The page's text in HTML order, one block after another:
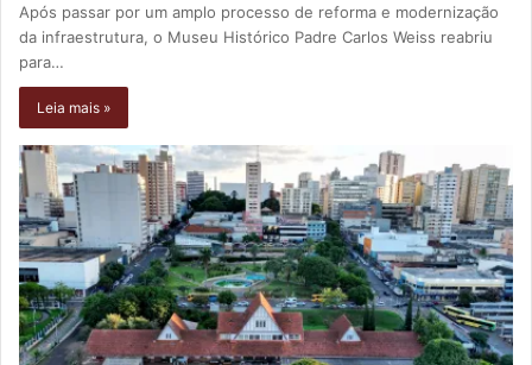
Após passar por um amplo processo de reforma e modernização
da infraestrutura, o Museu Histórico Padre Carlos Weiss reabriu
para…
Leia mais »